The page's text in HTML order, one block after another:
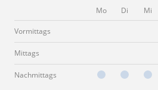
Mo Di Mi
Vormittags
Mittags
Nachmittags